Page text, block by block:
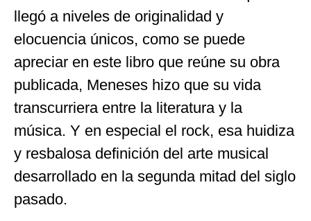
llegó a niveles de originalidad y
elocuencia únicos, como se puede
apreciar en este libro que reúne su obra
publicada, Meneses hizo que su vida
transcurriera entre la literatura y la
música. Y en especial el rock, esa huidiza
y resbalosa definición del arte musical
desarrollado en la segunda mitad del siglo
pasado.